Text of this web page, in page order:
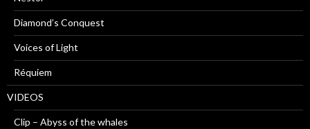
Diamond’s Conquest
Voices of Light
Réquiem
VIDEOS
Clip – Abyss of the whales